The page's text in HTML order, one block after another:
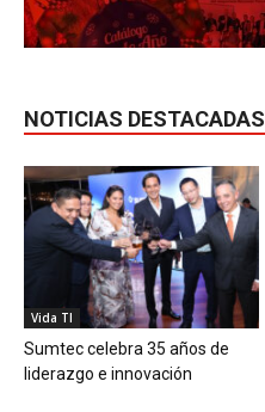
NOTICIAS DESTACADAS
Vida TI
Sumtec celebra 35 años de
liderazgo e innovación